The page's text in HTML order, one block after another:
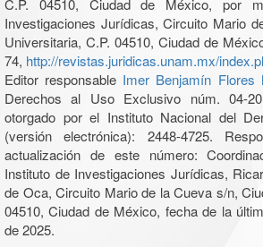
C.P. 04510, Ciudad de México, por
Investigaciones Jurídicas, Circuito Mario
Universitaria, C.P. 04510, Ciudad de
74, http://revistas.juridicas.unam.mx/
Editor responsable Imer Benjamín Flores
Derechos al Uso Exclusivo núm. 04-
otorgado por el Instituto Nacional del
(versión electrónica): 2448-4725.
actualización de este número:
Instituto de Investigaciones Jurídicas,
de Oca, Circuito Mario de la Cueva s/n,
04510, Ciudad de México, fecha de la
de 2025.